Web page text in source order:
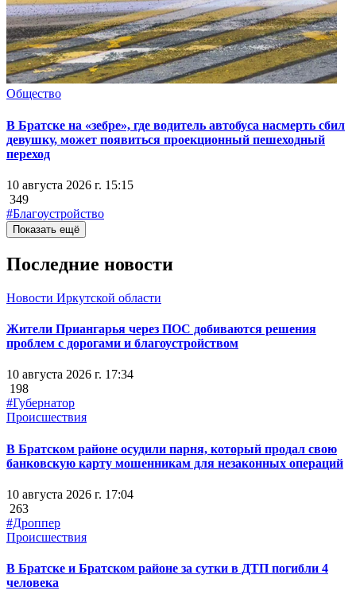
Общество
В Братске на «зебре», где водитель автобуса насмерть сбил
девушку, может появиться проекционный пешеходный
переход
10 августа 2026 г. 15:15
349
#Благоустройство
Показать ещё
Последние новости
Новости Иркутской области
Жители Приангарья через ПОС добиваются решения
проблем с дорогами и благоустройством
10 августа 2026 г. 17:34
198
#Губернатор
Происшествия
В Братском районе осудили парня, который продал свою
банковскую карту мошенникам для незаконных операций
10 августа 2026 г. 17:04
263
#Дроппер
Происшествия
В Братске и Братском районе за сутки в ДТП погибли 4
человека